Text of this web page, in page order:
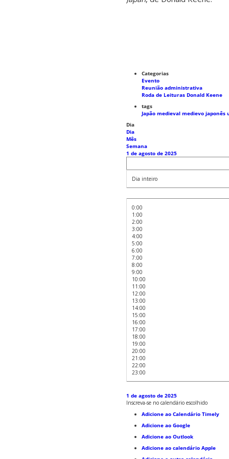
Categorias
Evento
Reunião administrativa
Roda de Leituras Donald Keene
tags
Japão medieval medievo japonês
Dia
Dia
Mês
Semana
1 de agosto de 2025
Dia inteiro
0:00
1:00
2:00
3:00
4:00
5:00
6:00
7:00
8:00
9:00
10:00
11:00
12:00
13:00
14:00
15:00
16:00
17:00
18:00
19:00
20:00
21:00
22:00
23:00
1 de agosto de 2025
Inscreva-se no calendário escolhido
Adicione ao Calendário Timely
Adicione ao Google
Adicione ao Outlook
Adicione ao calendário Apple